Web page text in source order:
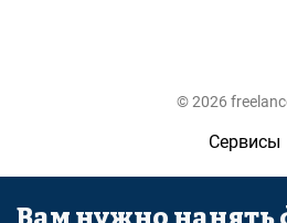
© 2026
Сервисы
Помощь